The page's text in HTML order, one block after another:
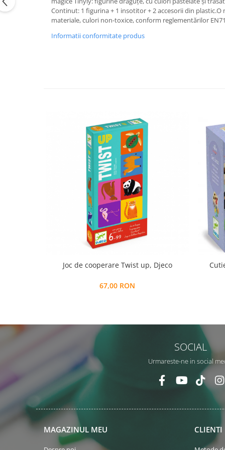
Continut: 1 figurina + 1 insotitor + 2 accesorii din
materiale, culori non-toxice, conform reglementărilor
Informatii conformitate produs
Joc de cooperare Twist up, Djeco
67,00 RON
SOCIAL
Urmareste-ne in social
MAGAZINUL MEU CLIENTI